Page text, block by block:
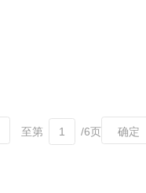
至第 /6页 确定